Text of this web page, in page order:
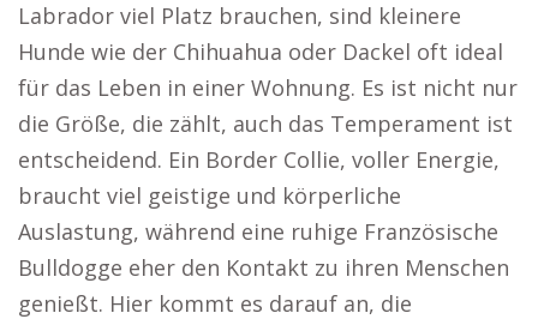
Labrador viel Platz brauchen, sind kleinere
Hunde wie der Chihuahua oder Dackel oft ideal
für das Leben in einer Wohnung. Es ist nicht nur
die Größe, die zählt, auch das Temperament ist
entscheidend. Ein Border Collie, voller Energie,
braucht viel geistige und körperliche
Auslastung, während eine ruhige Französische
Bulldogge eher den Kontakt zu ihren Menschen
genießt. Hier kommt es darauf an, die